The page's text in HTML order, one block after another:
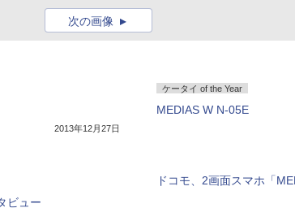
次の画像
2013年12月27日
ケータイ of the Year
MEDIAS W N-05E
ビュー
ドコモ、2画面スマホ「